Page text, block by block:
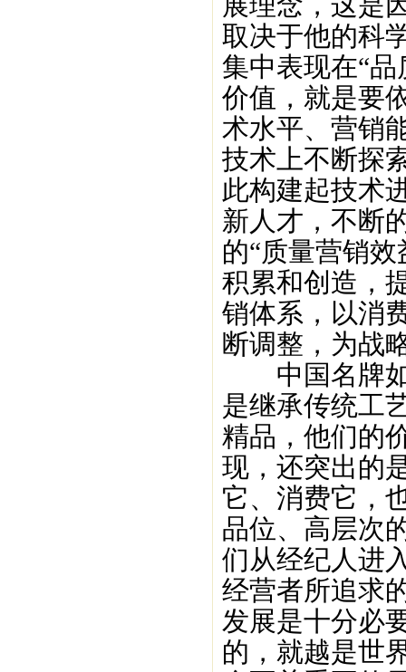
取决于他的科
集中表现在“
价值，就是要
术水平、营销
技术上不断探
此构建起技术
新人才，不断
的“质量营销
积累和创造，
销体系，以消
断调整，为战
中国名牌如
是继承传统工
精品，他们的
现，还突出的
它、消费它，
品位、高层次
们从经纪人进
经营者所追求
发展是十分必
的，就越是世